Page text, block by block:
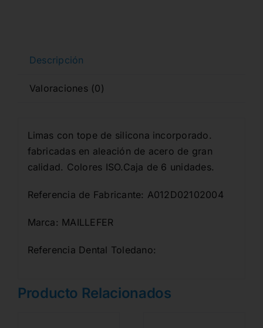
Descripción
Valoraciones (0)
Limas con tope de silicona incorporado.
fabricadas en aleación de acero de gran
calidad. Colores ISO.Caja de 6 unidades.
Referencia de Fabricante: A012D02102004
Marca: MAILLEFER
Referencia Dental Toledano:
Producto Relacionados